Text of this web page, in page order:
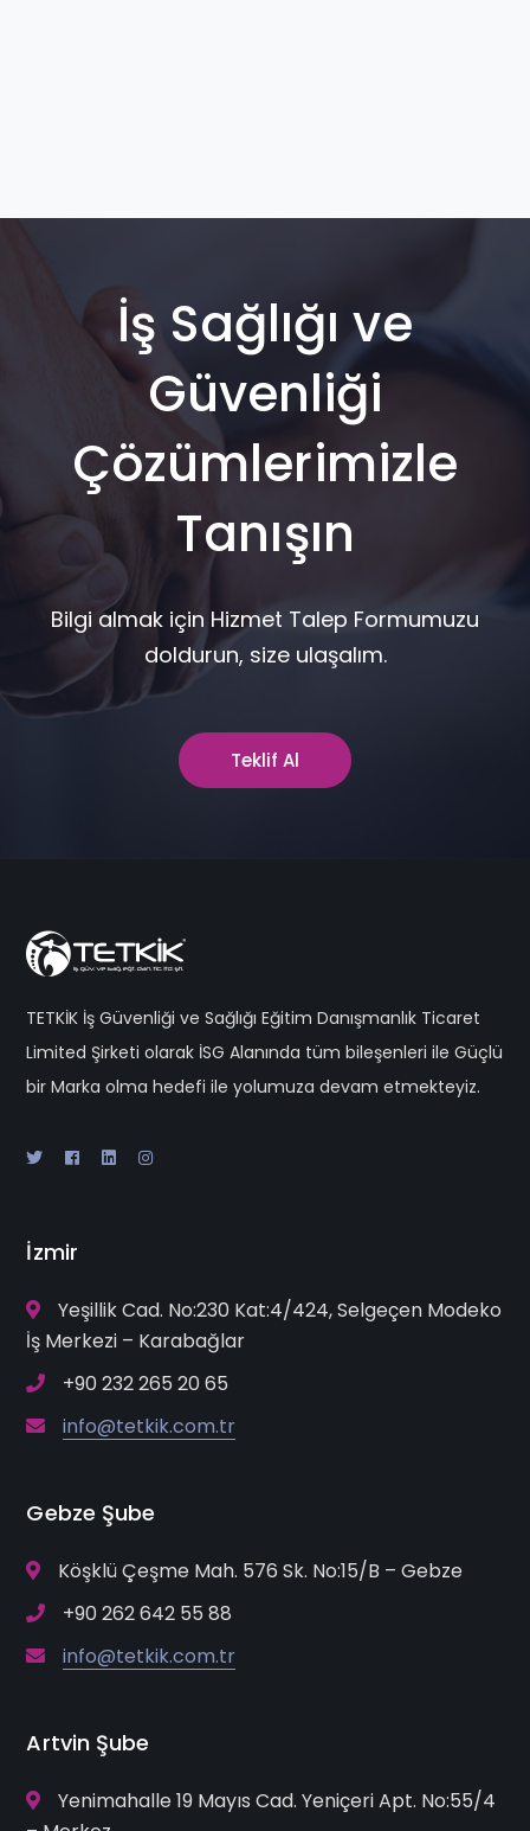
İş Sağlığı ve
Güvenliği
Çözümlerimizle
Tanışın
Bilgi almak için Hizmet Talep Formumuzu
doldurun, size ulaşalım.
Teklif Al
TETKİK İş Güvenliği ve Sağlığı Eğitim Danışmanlık Ticaret
Limited Şirketi olarak İSG Alanında tüm bileşenleri ile Güçlü
bir Marka olma hedefi ile yolumuza devam etmekteyiz.
İzmir
Yeşillik Cad. No:230 Kat:4/424, Selgeçen Modeko
İş Merkezi – Karabağlar
+90 232 265 20 65
info@tetkik.com.tr
Gebze Şube
Köşklü Çeşme Mah. 576 Sk. No:15/B – Gebze
+90 262 642 55 88
info@tetkik.com.tr
Artvin Şube
Yenimahalle 19 Mayıs Cad. Yeniçeri Apt. No:55/4